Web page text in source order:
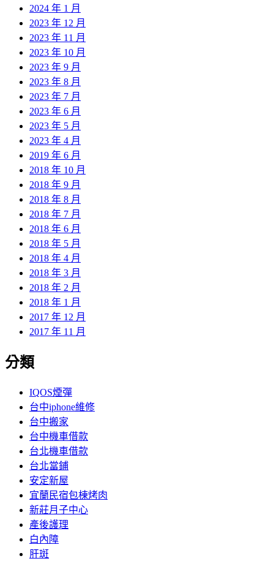
2024 年 1 月
2023 年 12 月
2023 年 11 月
2023 年 10 月
2023 年 9 月
2023 年 8 月
2023 年 7 月
2023 年 6 月
2023 年 5 月
2023 年 4 月
2019 年 6 月
2018 年 10 月
2018 年 9 月
2018 年 8 月
2018 年 7 月
2018 年 6 月
2018 年 5 月
2018 年 4 月
2018 年 3 月
2018 年 2 月
2018 年 1 月
2017 年 12 月
2017 年 11 月
分類
IQOS煙彈
台中iphone維修
台中搬家
台中機車借款
台北機車借款
台北當鋪
安定新屋
宜蘭民宿包棟烤肉
新莊月子中心
產後護理
白內障
肝斑